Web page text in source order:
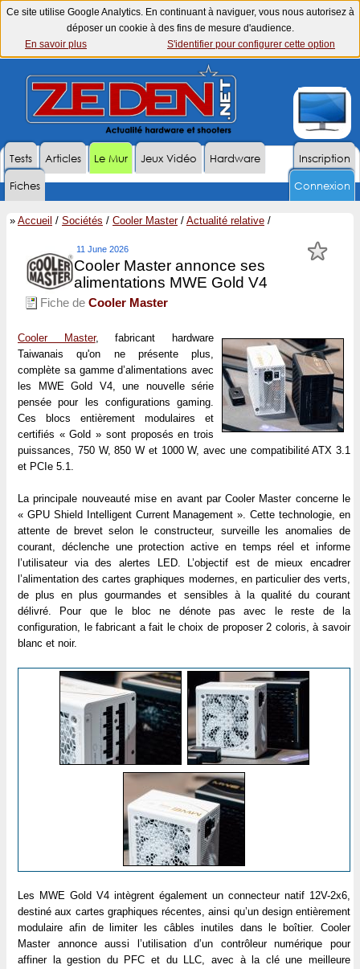
Ce site utilise Google Analytics. En continuant à naviguer, vous nous autorisez à
déposer un cookie à des fins de mesure d'audience.
En savoir plus
S'identifier pour configurer cette option
Inscription
Tests Articles Le Mur Jeux Vidéo
Hardware
Fiches
Connexion
» Accueil / Sociétés / Cooler Master/ Actualité relative /
11 June 2026
Cooler Master annonce ses
alimentations MWE Gold V4
Fiche de Cooler Master
Cooler Master, fabricant hardware
Taiwanais qu'on ne présente plus,
complète sa gamme d’alimentations avec
les MWE Gold V4, une nouvelle série
pensée pour les configurations gaming.
Ces blocs entièrement modulaires et
certifiés « Gold » sont proposés en trois
puissances, 750 W, 850 W et 1000 W, avec une compatibilité ATX 3.1
et PCIe 5.1.
La principale nouveauté mise en avant par Cooler Master concerne le
« GPU Shield Intelligent Current Management ». Cette technologie, en
attente de brevet selon le constructeur, surveille les anomalies de
courant, déclenche une protection active en temps réel et informe
l’utilisateur via des alertes LED. L’objectif est de mieux encadrer
l’alimentation des cartes graphiques modernes, en particulier des verts,
de plus en plus gourmandes et sensibles à la qualité du courant
délivré. Pour que le bloc ne dénote pas avec le reste de la
configuration, le fabricant a fait le choix de proposer 2 coloris, à savoir
blanc et noir.
Les MWE Gold V4 intègrent également un connecteur natif 12V-2x6,
destiné aux cartes graphiques récentes, ainsi qu’un design entièrement
modulaire afin de limiter les câbles inutiles dans le boîtier. Cooler
Master annonce aussi l’utilisation d’un contrôleur numérique pour
affiner la gestion du PFC et du LLC, avec à la clé une meilleure